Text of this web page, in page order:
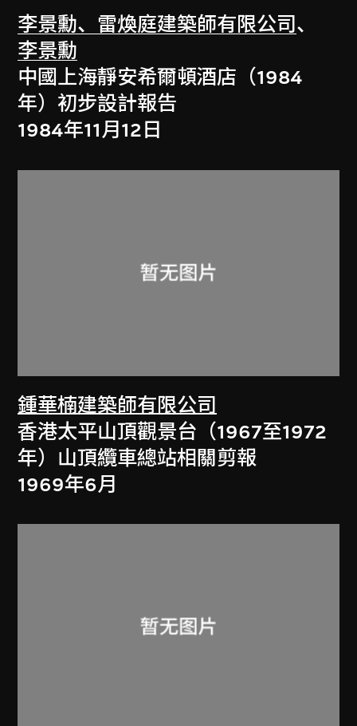
李景勳、雷煥庭建築師有限公司 、
李景勳
中國上海靜安希爾頓酒店（1984
年）初步設計報告
1984年11月12日
鍾華楠建築師有限公司
香港太平山頂觀景台（1967至1972
年）山頂纜車總站相關剪報
1969年6月